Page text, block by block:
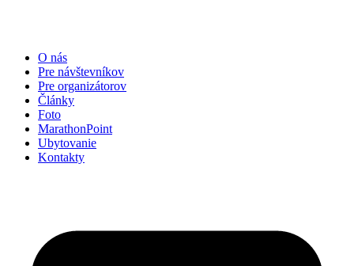
O nás
Pre návštevníkov
Pre organizátorov
Články
Foto
MarathonPoint
Ubytovanie
Kontakty